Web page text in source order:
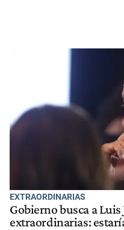
EXTRAORDINARIAS
Gobierno busca a
extraordinarias: